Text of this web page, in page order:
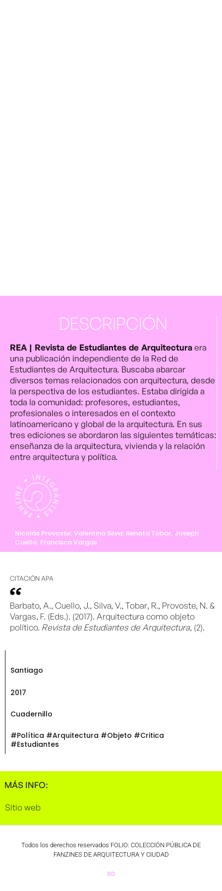
DESCRIPCIÓN
REA | Revista de Estudiantes de Arquitecturaera
una publicación independiente de la Red de
Estudiantes de Arquitectura. Buscaba abarcar
diversos temas relacionados con arquitectura, desde
la perspectiva de los estudiantes. Estaba dirigida a
toda la comunidad: profesores, estudiantes,
profesionales o interesados en el contexto
latinoamericano y global de la arquitectura. En sus
tres ediciones se abordaron las siguientes temáticas:
enseñanza de la arquitectura, vivienda y la relación
entre arquitectura y política.
Nicolás Provoste; Valentina Silva; Renata Tobar; Joseph
Cuello; Francisca Vargas
CITACIÓN APA
Barbato, A., Cuello, J., Silva, V., Tobar, R., Provoste, N. &
Vargas, F. (Eds.). (2017). Arquitectura como objeto
político. Revista de Estudiantes de Arquitectura, (2).
Santiago
2017
Cuadernillo
#Política #Arquitectura #Objeto #Critica
#Estudiantes
MÁS INFO:
Sitio web
Todos los derechos reservados FOLIO: COLECCIÓN PÚBLICA DE
FANZINES DE ARQUITECTURA Y CIUDAD
BD